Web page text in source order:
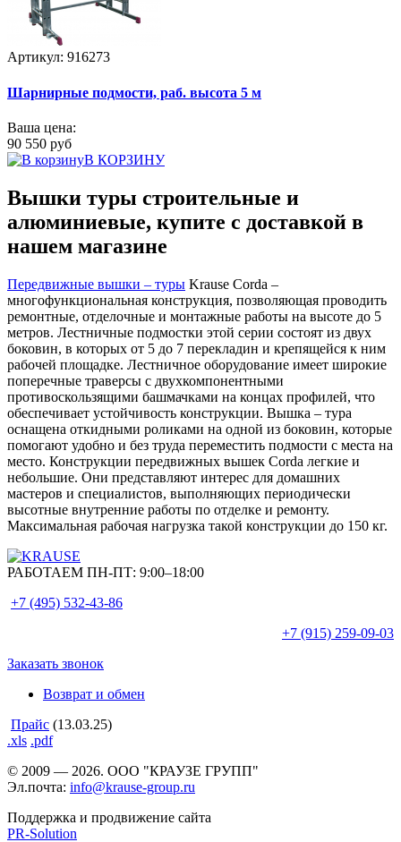
Артикул: 916273
Шарнирные подмости, раб. высота 5 м
Ваша цена:
90 550 руб
В КОРЗИНУ
Вышки туры строительные и
алюминиевые, купите с доставкой в
нашем магазине
Передвижные вышки – туры Krause Corda –
многофункциональная конструкция, позволяющая проводить
ремонтные, отделочные и монтажные работы на высоте до 5
метров. Лестничные подмостки этой серии состоят из двух
боковин, в которых от 5 до 7 перекладин и крепящейся к ним
рабочей площадке. Лестничное оборудование имеет широкие
поперечные траверсы с двухкомпонентными
противоскользящими башмачками на концах профилей, что
обеспечивает устойчивость конструкции. Вышка – тура
оснащена откидными роликами на одной из боковин, которые
помогают удобно и без труда переместить подмости с места на
место. Конструкции передвижных вышек Corda легкие и
небольшие. Они представляют интерес для домашних
мастеров и специалистов, выполняющих периодически
высотные внутренние работы по отделке и ремонту.
Максимальная рабочая нагрузка такой конструкции до 150 кг.
РАБОТАЕМ ПН-ПТ: 9:00–18:00
+7 (495) 532-43-86
+7 (915) 259-09-03
Заказать звонок
Возврат и обмен
Прайс (13.03.25)
.xls .pdf
© 2009 — 2026. ООО "КРАУЗЕ ГРУПП"
Эл.почта: info@krause-group.ru
Поддержка и продвижение сайта
PR-Solution